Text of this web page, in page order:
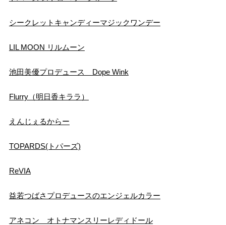
シークレットキャンディーマジックワンデー
LIL MOON リルムーン
池田美優プロデュース Dope Wink
Flurry（明日香キララ）
えんじぇるからー
TOPARDS(トパーズ)
ReVIA
益若つばさプロデュースのエンジェルカラー
アネコン オトナマンスリーレディドール